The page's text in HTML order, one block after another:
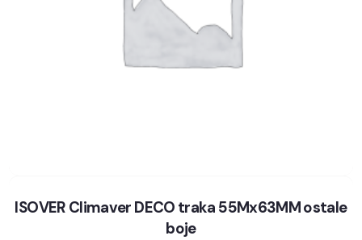
ISOVER Climaver DECO traka 55Mx63MM ostale
boje